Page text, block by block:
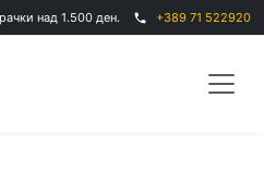
над 1.500 ден. phone +389 71 522920